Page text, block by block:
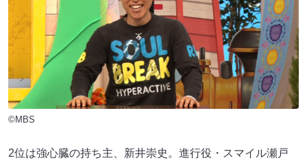
©MBS
2位は強心臓の持ち主、新井崇史。進行役・スマイル瀬戸